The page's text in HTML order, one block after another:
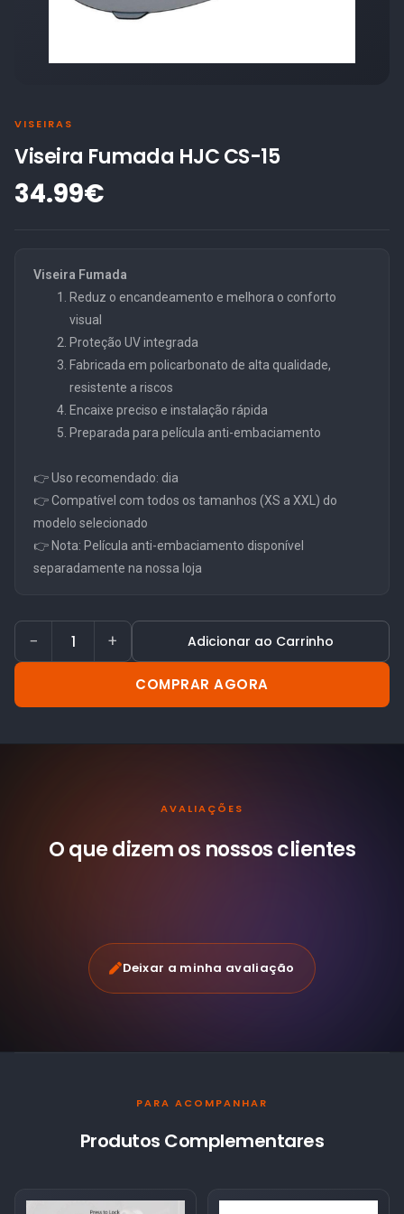
VISEIRAS
Viseira Fumada HJC CS-15
34.99€
Viseira Fumada
Reduz o encandeamento e melhora o conforto
visual
Proteção UV integrada
Fabricada em policarbonato de alta qualidade,
resistente a riscos
Encaixe preciso e instalação rápida
Preparada para película anti-embaciamento
👉 Uso recomendado: dia
👉 Compatível com todos os tamanhos (XS a XXL) do
modelo selecionado
👉 Nota: Película anti-embaciamento disponível
separadamente na nossa loja
− + Adicionar ao Carrinho
COMPRAR AGORA
AVALIAÇÕES
O que dizem os nossosclientes
Deixar a minha avaliação
PARA ACOMPANHAR
Produtos Complementares